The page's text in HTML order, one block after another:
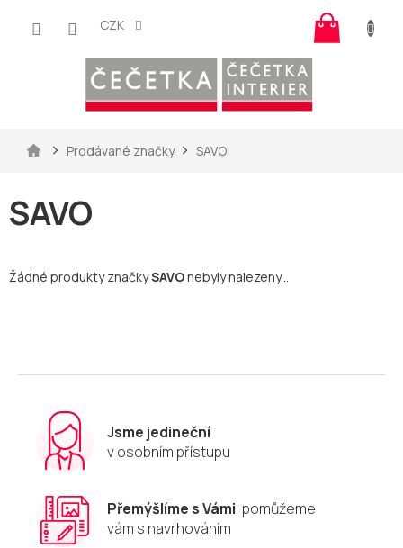
CZK
košík
DomůProdávané značky SAVO
SAVO
Žádné produkty značkySAVOnebyly nalezeny...
Jsme jedineční
v osobním přístupu
Přemýšlíme s Vámi, pomůžeme
vám s navrhováním